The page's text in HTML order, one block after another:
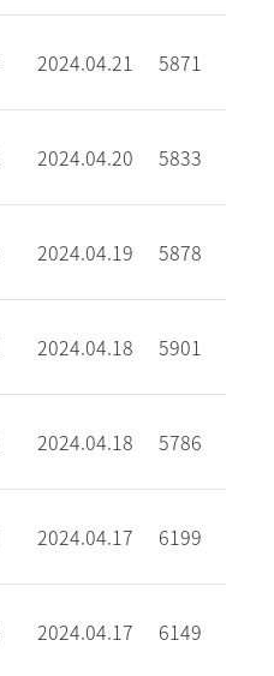
2024.04.21 5871
2024.04.20 5833
2024.04.19 5878
2024.04.18 5901
2024.04.18 5786
2024.04.17 6199
2024.04.17 6149